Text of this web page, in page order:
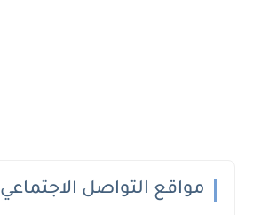
مواقع التواصل الاجتماعي